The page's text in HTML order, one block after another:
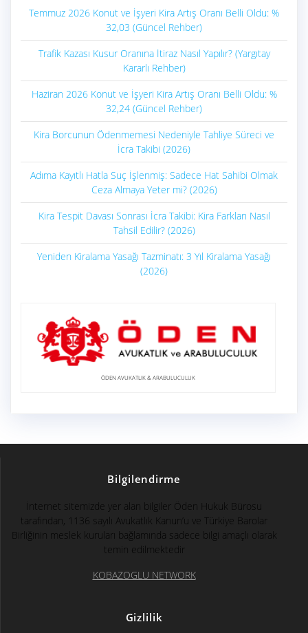
Temmuz 2026 Konut ve İşyeri Kira Artış Oranı Belli Oldu: %
32,03 (Güncel Rehber)
Trafik Kazası Kusur Oranına İtiraz Nasıl Yapılır? (Yargıtay
Kararlı Rehber)
Haziran 2026 Konut ve İşyeri Kira Artış Oranı Belli Oldu: %
32,24 (Güncel Rehber)
Kira Borcunun Ödenmemesi Nedeniyle Tahliye Süreci ve
İcra Takibi (2026)
Adıma Kayıtlı Hatla Suç İşlenmiş: Sadece Hat Sahibi Olmak
Ceza Almaya Yeter mi? (2026)
Kira Tespit Davası Sonrası İcra Takibi: Kira Farkları Nasıl
Tahsil Edilir? (2026)
Yeniden Kiralama Yasağı Tazminatı: 3 Yıl Kiralama Yasağı
(2026)
ÖDEN AVUKATLIK & ARABULUCULUK
Bilgilendirme
İnternet sitemizde yer alan bilgiler Öden Hukuk Bürosu
tarafından, 1136 sayılı Avukatlık Kanun’u ve Türkiye Barolar
Birliğinin meslek kuruları bağlamında sadece bilgi amaçlı olarak
temin edilmektedir
KOBAZOGLU NETWORK
Gizlilik